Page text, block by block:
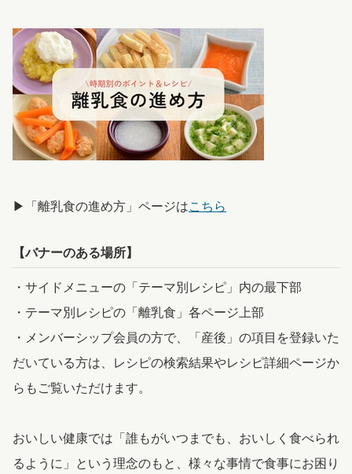
▶︎「離乳食の進め方」ページはこちら
【バナーのある場所】
・サイドメニューの「テーマ別レシピ」内の最下部
・テーマ別レシピの「離乳食」各ページ上部
・メンバーシップ会員の方で、「産後」の項目を登録いた
だいている方は、レシピの検索結果やレシピ詳細ページか
らもご覧いただけます。
おいしい健康では「誰もがいつまでも、おいしく食べられ
るように」という理念のもと、様々な事情で食事にお困り